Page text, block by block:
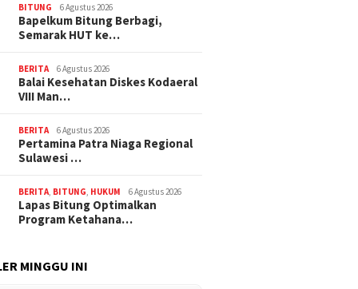
BITUNG 6 Agustus 2026
‎Bapelkum Bitung Berbagi,
Semarak HUT ke…
BERITA 6 Agustus 2026
Balai Kesehatan Diskes Kodaeral
VIII Man…
BERITA 6 Agustus 2026
Pertamina Patra Niaga Regional
Sulawesi …
BERITA BITUNG HUKUM 6 Agustus 2026
Lapas Bitung Optimalkan
Program Ketahana…
MINGGU INI